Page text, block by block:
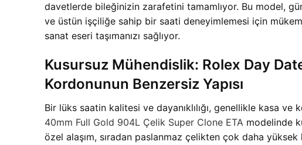
davetlerde bileğinizin zarafetini tamamlıyor. Bu model,
ve üstün işçiliğe sahip bir saati deneyimlemesi için
sanat eseri taşımanızı sağlıyor.
Kusursuz Mühendislik: Rolex Day
Kordonunun Benzersiz Yapısı
Bir lüks saatin kalitesi ve dayanıklılığı, genellikle kasa
40mm Full Gold 904L Çelik Super Clone ETA modelinde
özel alaşım, sıradan paslanmaz çelikten çok daha